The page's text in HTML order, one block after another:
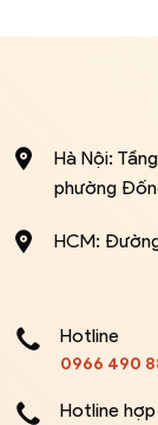
Hà Nội:
phường
HCM:
Hotline
0966 490
Hotline